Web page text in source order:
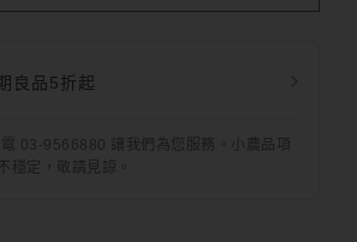
良品5折起
03-9566880 讓我們為您服務。小農品項
穩定，敬請見諒。